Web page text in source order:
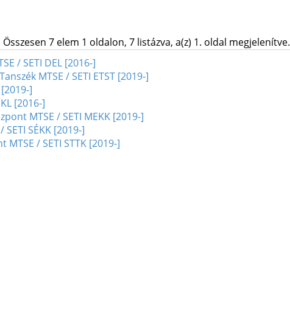
Összesen 7 elem 1 oldalon, 7 listázva, a(z) 1. oldal megjelenítve.
/ SETI DEL [2016-]
MTSE / SETI ETST [2019-]
]
[2016-]
MTSE / SETI MEKK [2019-]
SÉKK [2019-]
/ SETI STTK [2019-]